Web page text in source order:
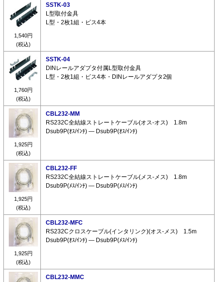
1,540円
(税込)
SSTK-03
L型取付金具
L型・2枚1組・ビス4本
1,760円
(税込)
SSTK-04
DINレールアダプタ付属L型取付金具
L型・2枚1組・ビス4本・DINレールアダプタ2個
1,925円
(税込)
CBL232-MM
RS232C全結線ストレートケーブル(オス-オス) 1.8m
Dsub9P(ｵｽ/ｲﾝﾁ) ― Dsub9P(ｵｽ/ｲﾝﾁ)
1,925円
(税込)
CBL232-FF
RS232C全結線ストレートケーブル(メス-メス) 1.8m
Dsub9P(ﾒｽ/ｲﾝﾁ) ― Dsub9P(ﾒｽ/ｲﾝﾁ)
1,925円
(税込)
CBL232-MFC
RS232Cクロスケーブル(インタリンク)(オス-メス) 1.5m
Dsub9P(ｵｽ/ｲﾝﾁ) ― Dsub9P(ﾒｽ/ｲﾝﾁ)
CBL232-MMC